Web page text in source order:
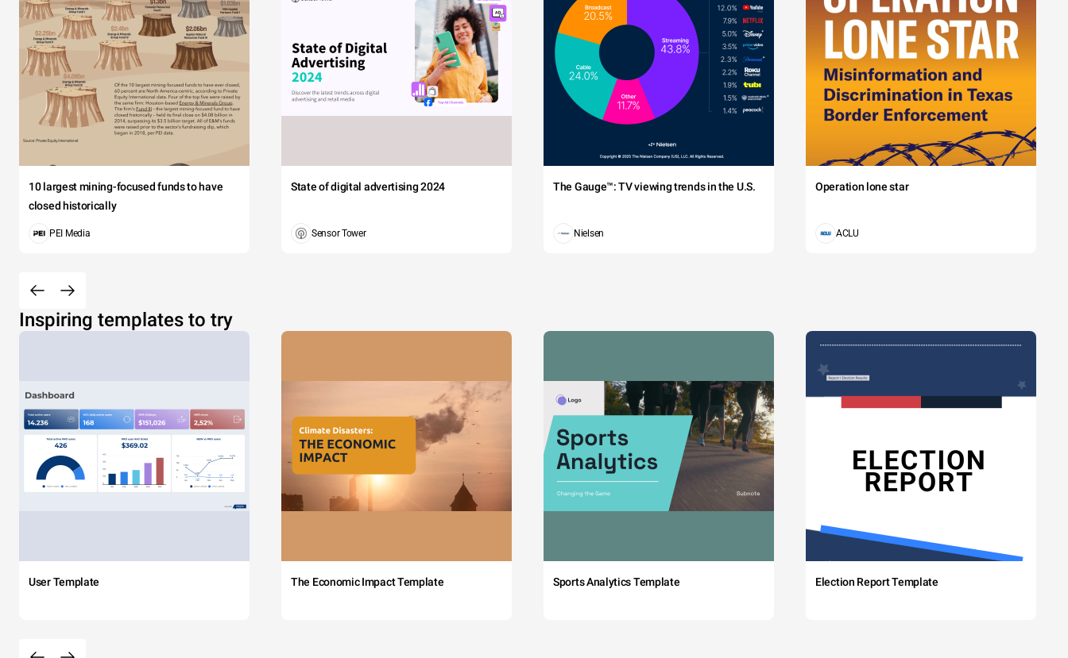
10 largest mining-focused funds to have
closed historically
PEI Media
State of digital advertising 2024
Sensor Tower
The Gauge™: TV viewing trends in the U.S.
Nielsen
Operation lone star
ACLU
Inspiring templates to try
User Template The Economic Impact Template Sports Analytics Template Election Report Template